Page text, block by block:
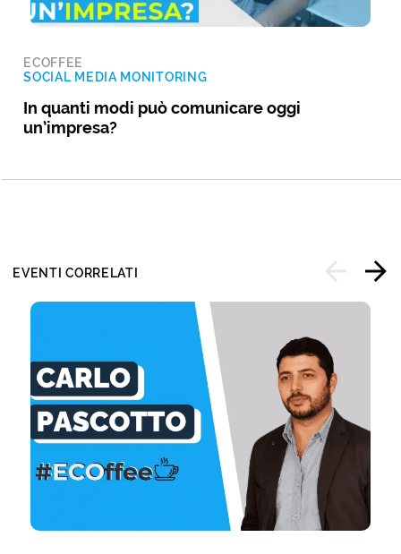
ECOFFEE
SOCIAL MEDIA MONITORING
In quanti modi può comunicare oggi
un’impresa?
EVENTI CORRELATI